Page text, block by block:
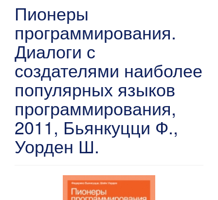
Пионеры
программирования.
Диалоги с
создателями наиболее
популярных языков
программирования,
2011, Бьянкуцци Ф.,
Уорден Ш.